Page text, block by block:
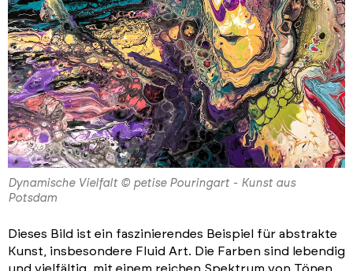
Dynamische Vielfalt © petise Pouringart - Kunst aus
Potsdam
Dieses Bild ist ein faszinierendes Beispiel für abstrakte
Kunst, insbesondere Fluid Art. Die Farben sind lebendig
und vielfältig, mit einem reichen Spektrum von Tönen,